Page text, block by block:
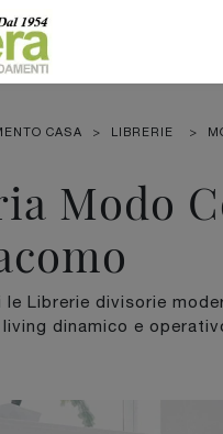
CASA > LIBRERIE >
Modo
Librerie divisorie
dinamico e